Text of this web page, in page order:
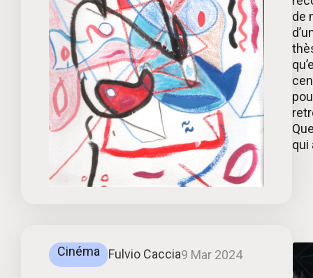
de
qui
Cinéma Fulvio Caccia9 Mar 2024